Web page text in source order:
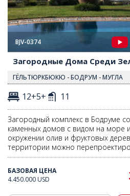
BJV-0374
Загородные Дома Среди
ГЁЛЬТЮРКБЮКЮ - БОДРУМ - МУГЛА
12+5+ 11
Загородный комплекс в Бодруме
каменных домов с видом на море
окружении олив и фруктовых
территории можно
БАЗОВАЯ ЦЕНА
4.450.000 USD